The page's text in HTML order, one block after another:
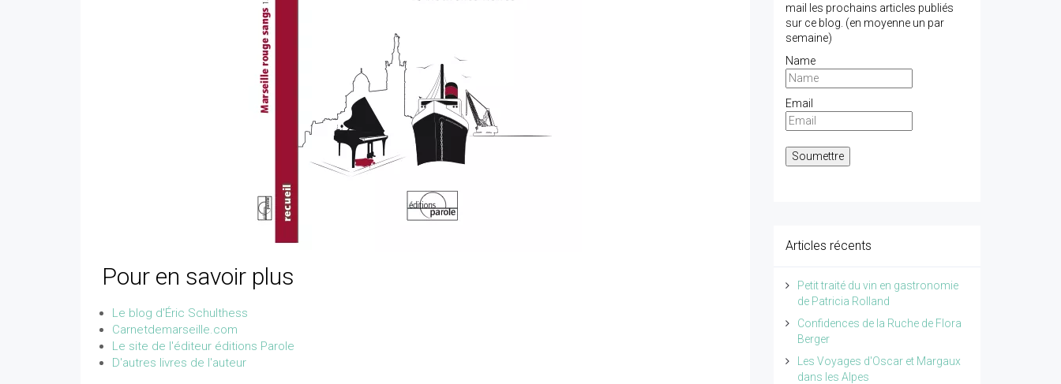
Pour en savoir plus
Le blog d'Éric Schulthess
Carnetdemarseille.com
Le site de l'éditeur éditions Parole
D'autres livres de l'auteur
mail les prochains articles publiés
sur ce blog. (en moyenne un par
semaine)
Name
Email
Articles récents
Petit traité du vin en gastronomie
de Patricia Rolland
Confidences de la Ruche de Flora
Berger
Les Voyages d'Oscar et Margaux
dans les Alpes